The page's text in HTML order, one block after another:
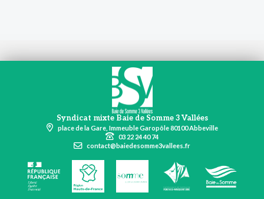
Syndicat mixte Baie de Somme 3 Vallées
place de la Gare, Immeuble Garopôle 80100 Abbeville
03 22 24 40 74
contact@baiedesomme3vallees.fr